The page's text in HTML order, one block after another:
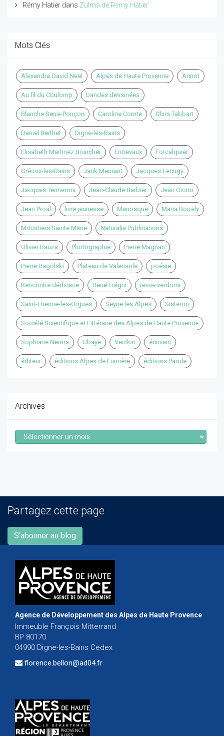
Rémy Hatier dans Zulma de Rémy Hatier
Mots Clés
Alexandra David Neel Alpes de Haute Provence Annot
Au fil du Coulomp bandes dessinées
Blanche Serre-Ponçon Caroline Comte Chris Tabbart
Daniel Berthet Digne-les-Bains
Elisabeth Martinez Bruncher Entrevaux Forcalquier
Gréoux-les-Bains Jack Meurant Jacques Lecugy
Jacques Tenneroni Jean-Claude Barbier Jean Giono
Jean Proal livre jeunesse Manosque Maria Borrely
Moustiers Sainte Marie Naturalia Publications
Olivier Bauza Photographie Pierre Magnan
Pierre Ragolski Plateau de Valensole poésie
Rencontre dédicace René Frégni revue verdons
Saint-Etienne-les-Orgues Seyne les Alpes Sisteron
Société Scientifique et Littéraire des Alpes de Haute Provence
Sophiane Nemra Ubaye Verdon écrivain
éditeur éditions Alpes de Lumière éditions Parole
Archives
Archives
Partagez cette page
S'abonner au blog
Agence de Développement des Alpes de Haute Provence
Immeuble François Mitterrand
BP 80170
04990 Digne-les-Bains Cedex
florence.bellon@ad04.fr